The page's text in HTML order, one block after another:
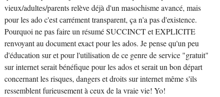
vieux/adultes/parents relève déjà d'un masochisme avancé, mais
pour les ado c'est carrément transparent, ça n'a pas d'existence.
Pourquoi ne pas faire un résumé SUCCINCT et EXPLICITE
renvoyant au document exact pour les ados. Je pense qu'un peu
d'éducation sur et pour l'utilisation de ce genre de service "gratuit"
sur internet serait bénéfique pour les ados et serait un bon départ
concernant les risques, dangers et droits sur internet même s'ils
ressemblent furieusement à ceux de la vraie vie! Yo!